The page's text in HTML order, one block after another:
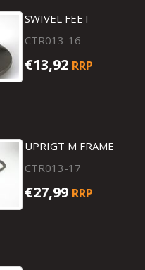
SWIVEL FEET
CTR013-16
€13,92 RRP
UPRIGT M FRAME
CTR013-17
€27,99 RRP